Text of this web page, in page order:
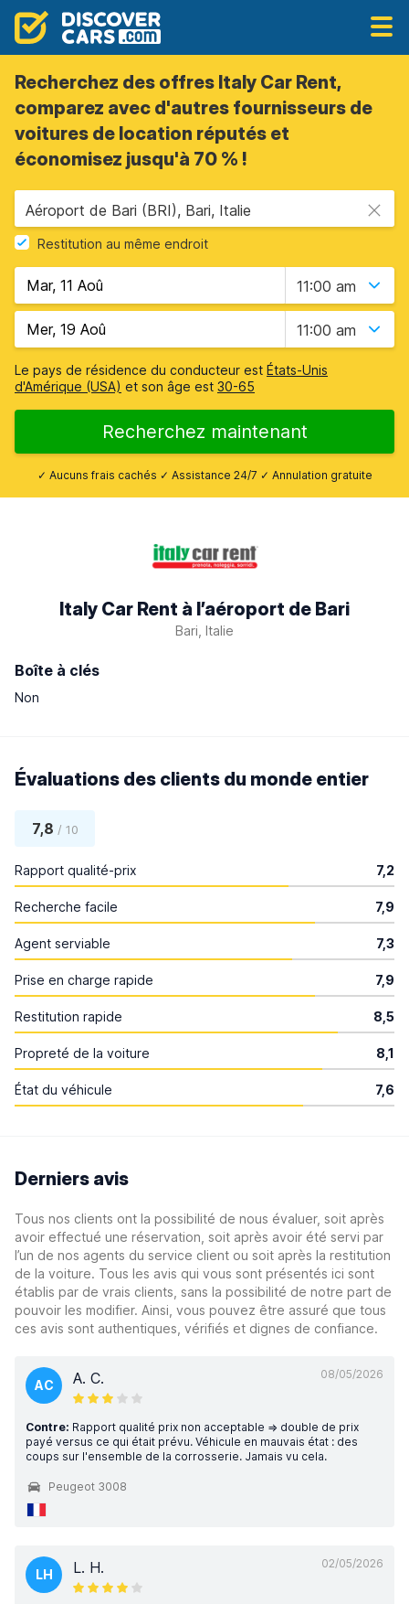
Recherchez des offres Italy Car Rent,
comparez avec d'autres fournisseurs de
voitures de location réputés et
économisez jusqu'à 70 % !
Aéroport de Bari (BRI), Bari, Italie
Restitution au même endroit
11:00 am
11:00 am
Le pays de résidence du conducteur est États-Unis
d'Amérique (USA) et son âge est 30-65
Recherchez maintenant
✓ Aucuns frais cachés ✓ Assistance 24/7 ✓ Annulation gratuite
Italy Car Rent à l’aéroport de Bari
Bari, Italie
Boîte à clés
Non
Évaluations des clients du monde entier
7,8 / 10
Rapport qualité-prix 7,2
Recherche facile 7,9
Agent serviable 7,3
Prise en charge rapide 7,9
Restitution rapide 8,5
Propreté de la voiture 8,1
État du véhicule 7,6
Derniers avis
Tous nos clients ont la possibilité de nous évaluer, soit après
avoir effectué une réservation, soit après avoir été servi par
l’un de nos agents du service client ou soit après la restitution
de la voiture. Tous les avis qui vous sont présentés ici sont
établis par de vrais clients, sans la possibilité de notre part de
pouvoir les modifier. Ainsi, vous pouvez être assuré que tous
ces avis sont authentiques, vérifiés et dignes de confiance.
08/05/2026
AC A. C.
Contre: Rapport qualité prix non acceptable => double de prix
payé versus ce qui était prévu. Véhicule en mauvais état : des
coups sur l'ensemble de la corrosserie. Jamais vu cela.
Peugeot 3008
02/05/2026
LH L. H.